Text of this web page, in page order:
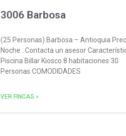
3006 Barbosa
(25 Personas) Barbosa – Antioquia
Noche : Contacta un asesor
Piscina Billar Kiosco 8 habitaciones 30
Personas COMODIDADES
VER FINCAS »